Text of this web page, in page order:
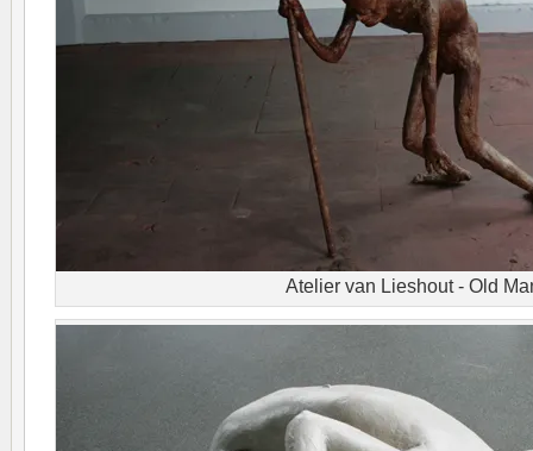
Atelier van Lieshout - Old